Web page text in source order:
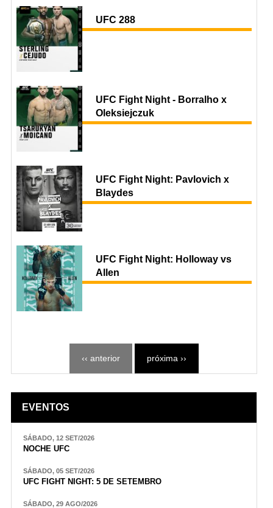
UFC 288
UFC Fight Night - Borralho x
Oleksiejczuk
UFC Fight Night: Pavlovich x
Blaydes
UFC Fight Night: Holloway vs
Allen
‹‹ anterior próxima ››
EVENTOS
SÁBADO, 12 SET/2026
NOCHE UFC
SÁBADO, 05 SET/2026
UFC FIGHT NIGHT: 5 DE SETEMBRO
SÁBADO, 29 AGO/2026